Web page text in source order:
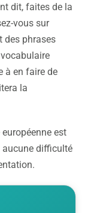
dit, faites de la
vous sur
des phrases
à en faire de
la
est
aucune difficulté